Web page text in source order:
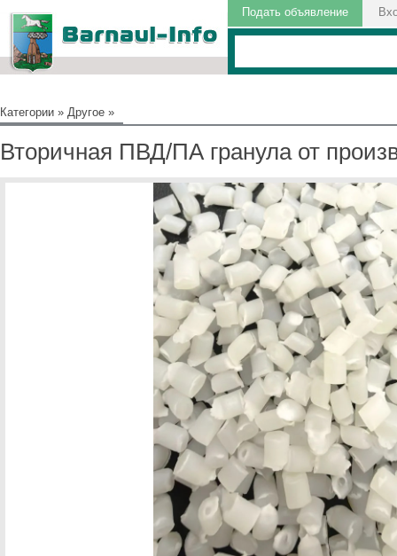
Подать объявление
Категории » Другое »
Вторичная ПВД/ПА гранула от